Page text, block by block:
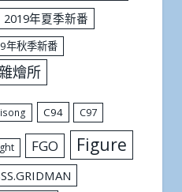
2019年夏季新番
年秋季新番
燴所
C94 C97
FGO Figure